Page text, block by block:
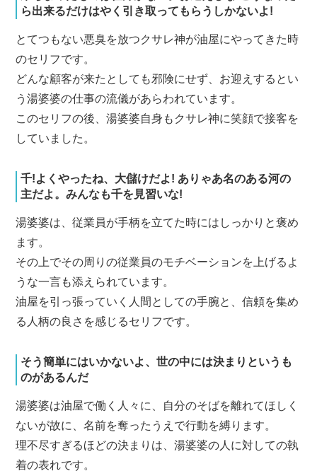
ら出来るだけはやく引き取ってもらうしかないよ!
とてつもない悪臭を放つクサレ神が油屋にやってきた時
のセリフです。
どんな顧客が来たとしても邪険にせず、お迎えするとい
う湯婆婆の仕事の流儀があらわれています。
このセリフの後、湯婆婆自身もクサレ神に笑顔で接客を
していました。
千!よくやったね、大儲けだよ! ありゃあ名のある河の
主だよ。みんなも千を見習いな!
湯婆婆は、従業員が手柄を立てた時にはしっかりと褒め
ます。
その上でその周りの従業員のモチベーションを上げるよ
うな一言も添えられています。
油屋を引っ張っていく人間としての手腕と、信頼を集め
る人柄の良さを感じるセリフです。
そう簡単にはいかないよ、世の中には決まりというも
のがあるんだ
湯婆婆は油屋で働く人々に、自分のそばを離れてほしく
ないが故に、名前を奪ったうえで行動を縛ります。
理不尽すぎるほどの決まりは、湯婆婆の人に対しての執
着の表れです。